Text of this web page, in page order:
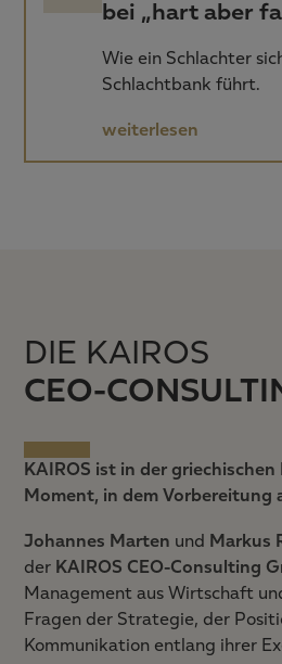
bei „hart aber
Wie ein Schlachter
Schlachtbank führt.
weiterlesen
DIE KAIROS
CEO-
KAIROS ist in der
Moment, in dem
Johannes Marten und Markus
der KAIROS CEO-Consulting
Management aus Wirtschaft
Fragen der Strategie, der
Kommunikation entlang ihrer